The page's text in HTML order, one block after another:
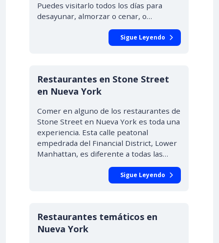
Puedes visitarlo todos los días para
desayunar, almorzar o cenar, o…
Sigue Leyendo
Restaurantes en Stone Street
en Nueva York
Comer en alguno de los restaurantes de
Stone Street en Nueva York es toda una
experiencia. Esta calle peatonal
empedrada del Financial District, Lower
Manhattan, es diferente a todas las…
Sigue Leyendo
Restaurantes temáticos en
Nueva York